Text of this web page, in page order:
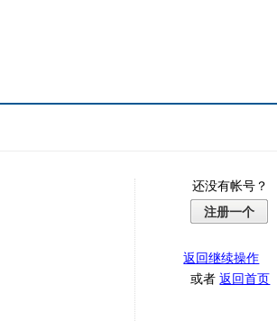
还没有帐号？
注册一个
返回继续操作
或者返回首页